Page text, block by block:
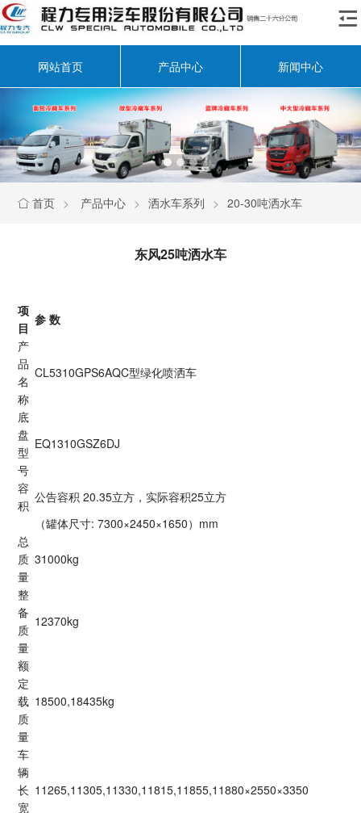

网站首页 产品中心 新闻中心
 首页 > 产品中心 > 洒水车系列 > 20-30吨洒水车
东风25吨洒水车
项
目
参 数
产
品
名
称
CL5310GPS6AQC型绿化喷洒车
底
盘
型
号
EQ1310GSZ6DJ
容
积
公告容积 20.35立方，实际容积25立方
（罐体尺寸: 7300×2450×1650）mm
总
质
量
31000kg
整
备
质
量
12370kg
额
定
载
质
量
18500,18435kg
车
辆
长
宽
11265,11305,11330,11815,11855,11880×2550×3350